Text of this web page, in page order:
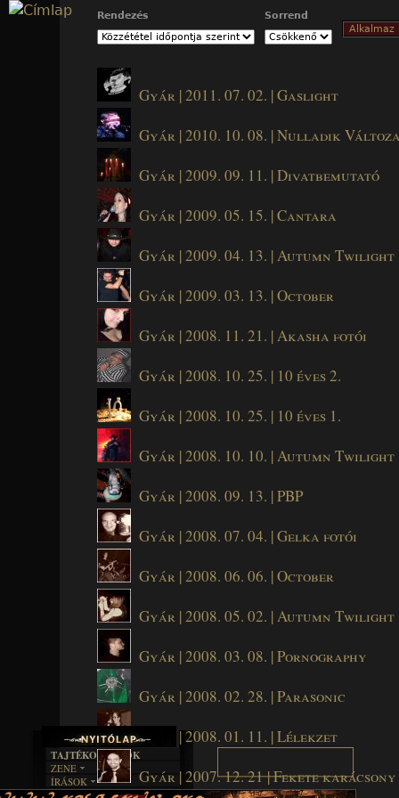
Jump to navigation
Rendezés Sorrend
Gyár | 2011. 07. 02. | Gaslight
Gyár | 2010. 10. 08. | Nulladik
Gyár | 2009. 09. 11. | Divatbemutató
Gyár | 2009. 05. 15. | Cantara
Gyár | 2009. 04. 13. | Autumn Twilight
Gyár | 2009. 03. 13. | October
Gyár | 2008. 11. 21. | Akasha fotói
Gyár | 2008. 10. 25. | 10 éves 2.
Gyár | 2008. 10. 25. | 10 éves 1.
Gyár | 2008. 10. 10. | Autumn Twilight
Gyár | 2008. 09. 13. | PBP
Gyár | 2008. 07. 04. | Gelka fotói
Gyár | 2008. 06. 06. | October
Gyár | 2008. 05. 02. | Autumn Twilight
Gyár | 2008. 03. 08. | Pornography
Gyár | 2008. 02. 28. | Parasonic
Gyár | 2008. 01. 11. | Lélekzet
Gyár | 2007. 12. 21 | Fekete karácsony
TAJTÉKOS LAPOK
ZENE
EGYÜTTESEK
ÍRÁSOK
BOSZORKÁNYKONYHA